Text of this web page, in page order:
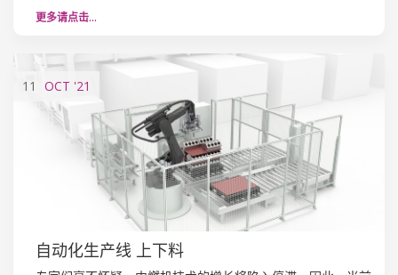
更多请点击…
11 OCT '21
自动化生产线 上下料